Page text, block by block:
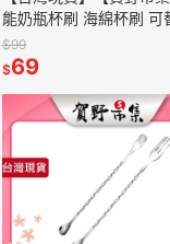
能奶瓶杯刷 海綿杯刷 可
替換式 撞色爆款 細緻海
瓶杯 寶寶 廚房 清潔用品
$99
$69